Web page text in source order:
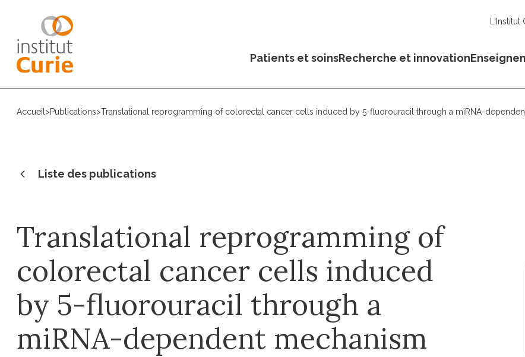
L'Institut
Patients et soinsRecherche et innovation
Accueil >Publications>Translational reprogramming of colorectal cancer cells induced by 5-fluorouracil through a miRNA-
Liste des publications
Translational reprogramming of
colorectal cancer cells induced
by 5-fluorouracil through a
miRNA-dependent mechanism